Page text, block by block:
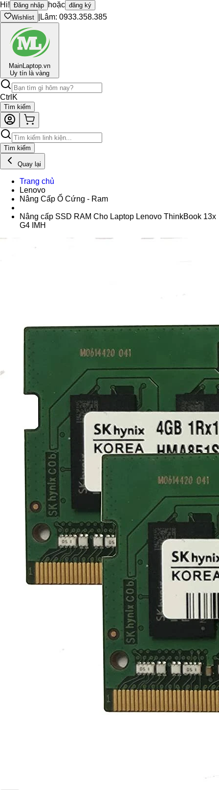
Hi! Đăng nhập hoặc đăng ký
Wishlist
Lâm: 0933.358.385
MainLaptop.vn
Uy tín là vàng
Ctrl K
Tìm kiếm
Tìm kiếm
Quay lại
Trang chủ
Lenovo
Nâng Cấp Ổ Cứng - Ram
Nâng cấp SSD RAM Cho Laptop Lenovo ThinkBook 13x
G4 IMH